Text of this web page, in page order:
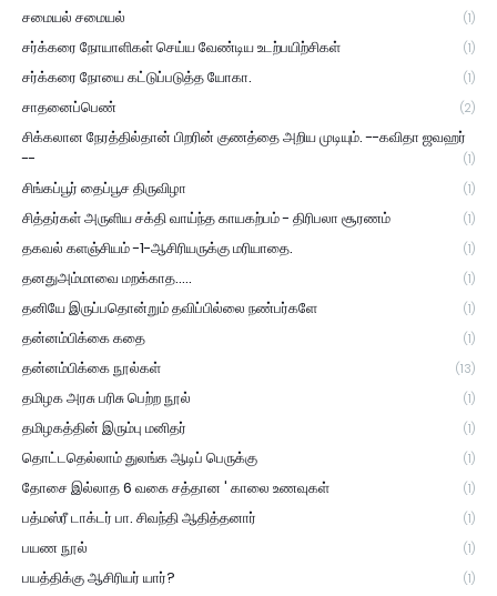
சமையல் சமையல் (1)
சர்க்கரை நோயாளிகள் செய்ய வேண்டிய உடற்பயிற்சிகள் (1)
சர்க்கரை நோயை கட்டுப்படுத்த யோகா. (1)
சாதனைப்பெண் (2)
சிக்கலான நேரத்தில்தான் பிறரின் குணத்தை அறிய முடியும். --கவிதா ஜவஹர்
--
(1)
சிங்கப்பூர் தைப்பூச திருவிழா (1)
சித்தர்கள் அருளிய சக்தி வாய்ந்த காயகற்பம் - திரிபலா சூரணம் (1)
தகவல் களஞ்சியம் -1-ஆசிரியருக்கு மரியாதை. (1)
தனதுஅம்மாவை மறக்காத..... (1)
தனியே இருப்பதொன்றும் தவிப்பில்லை நண்பர்களே (1)
தன்னம்பிக்கை கதை (1)
தன்னம்பிக்கை நூல்கள் (13)
தமிழக அரசு பரிசு பெற்ற நூல் (1)
தமிழகத்தின் இரும்பு மனிதர் (1)
தொட்டதெல்லாம் துலங்க ஆடிப் பெருக்கு (1)
தோசை இல்லாத 6 வகை சத்தான ' காலை உணவுகள் (1)
பத்மஸ்ரீ டாக்டர் பா. சிவந்தி ஆதித்தனார் (1)
பயண நூல் (1)
பயத்திக்கு ஆசிரியர் யார்? (1)